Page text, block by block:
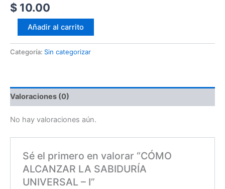
$ 10.00
Añadir al carrito
Categoría: Sin categorizar
Valoraciones (0)
No hay valoraciones aún.
Sé el primero en valorar “CÓMO
ALCANZAR LA SABIDURÍA
UNIVERSAL – I”